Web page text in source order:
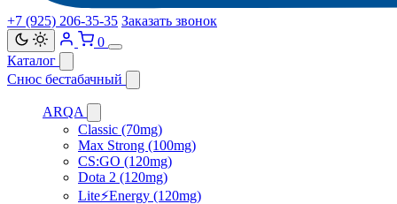
+7 (925) 206‑35‑35 Заказать звонок
0
Каталог
Снюс бестабачный
ARQA
Classic (70mg)
Max Strong (100mg)
CS:GO (120mg)
Dota 2 (120mg)
Lite⚡Energy (120mg)